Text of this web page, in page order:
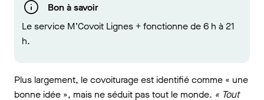
Bon à savoir
Le service M’Covoit Lignes + fonctionne de 6 h à 21
h.
Plus largement, le covoiturage est identifié comme « une
bonne idée », mais ne séduit pas tout le monde. « Tout